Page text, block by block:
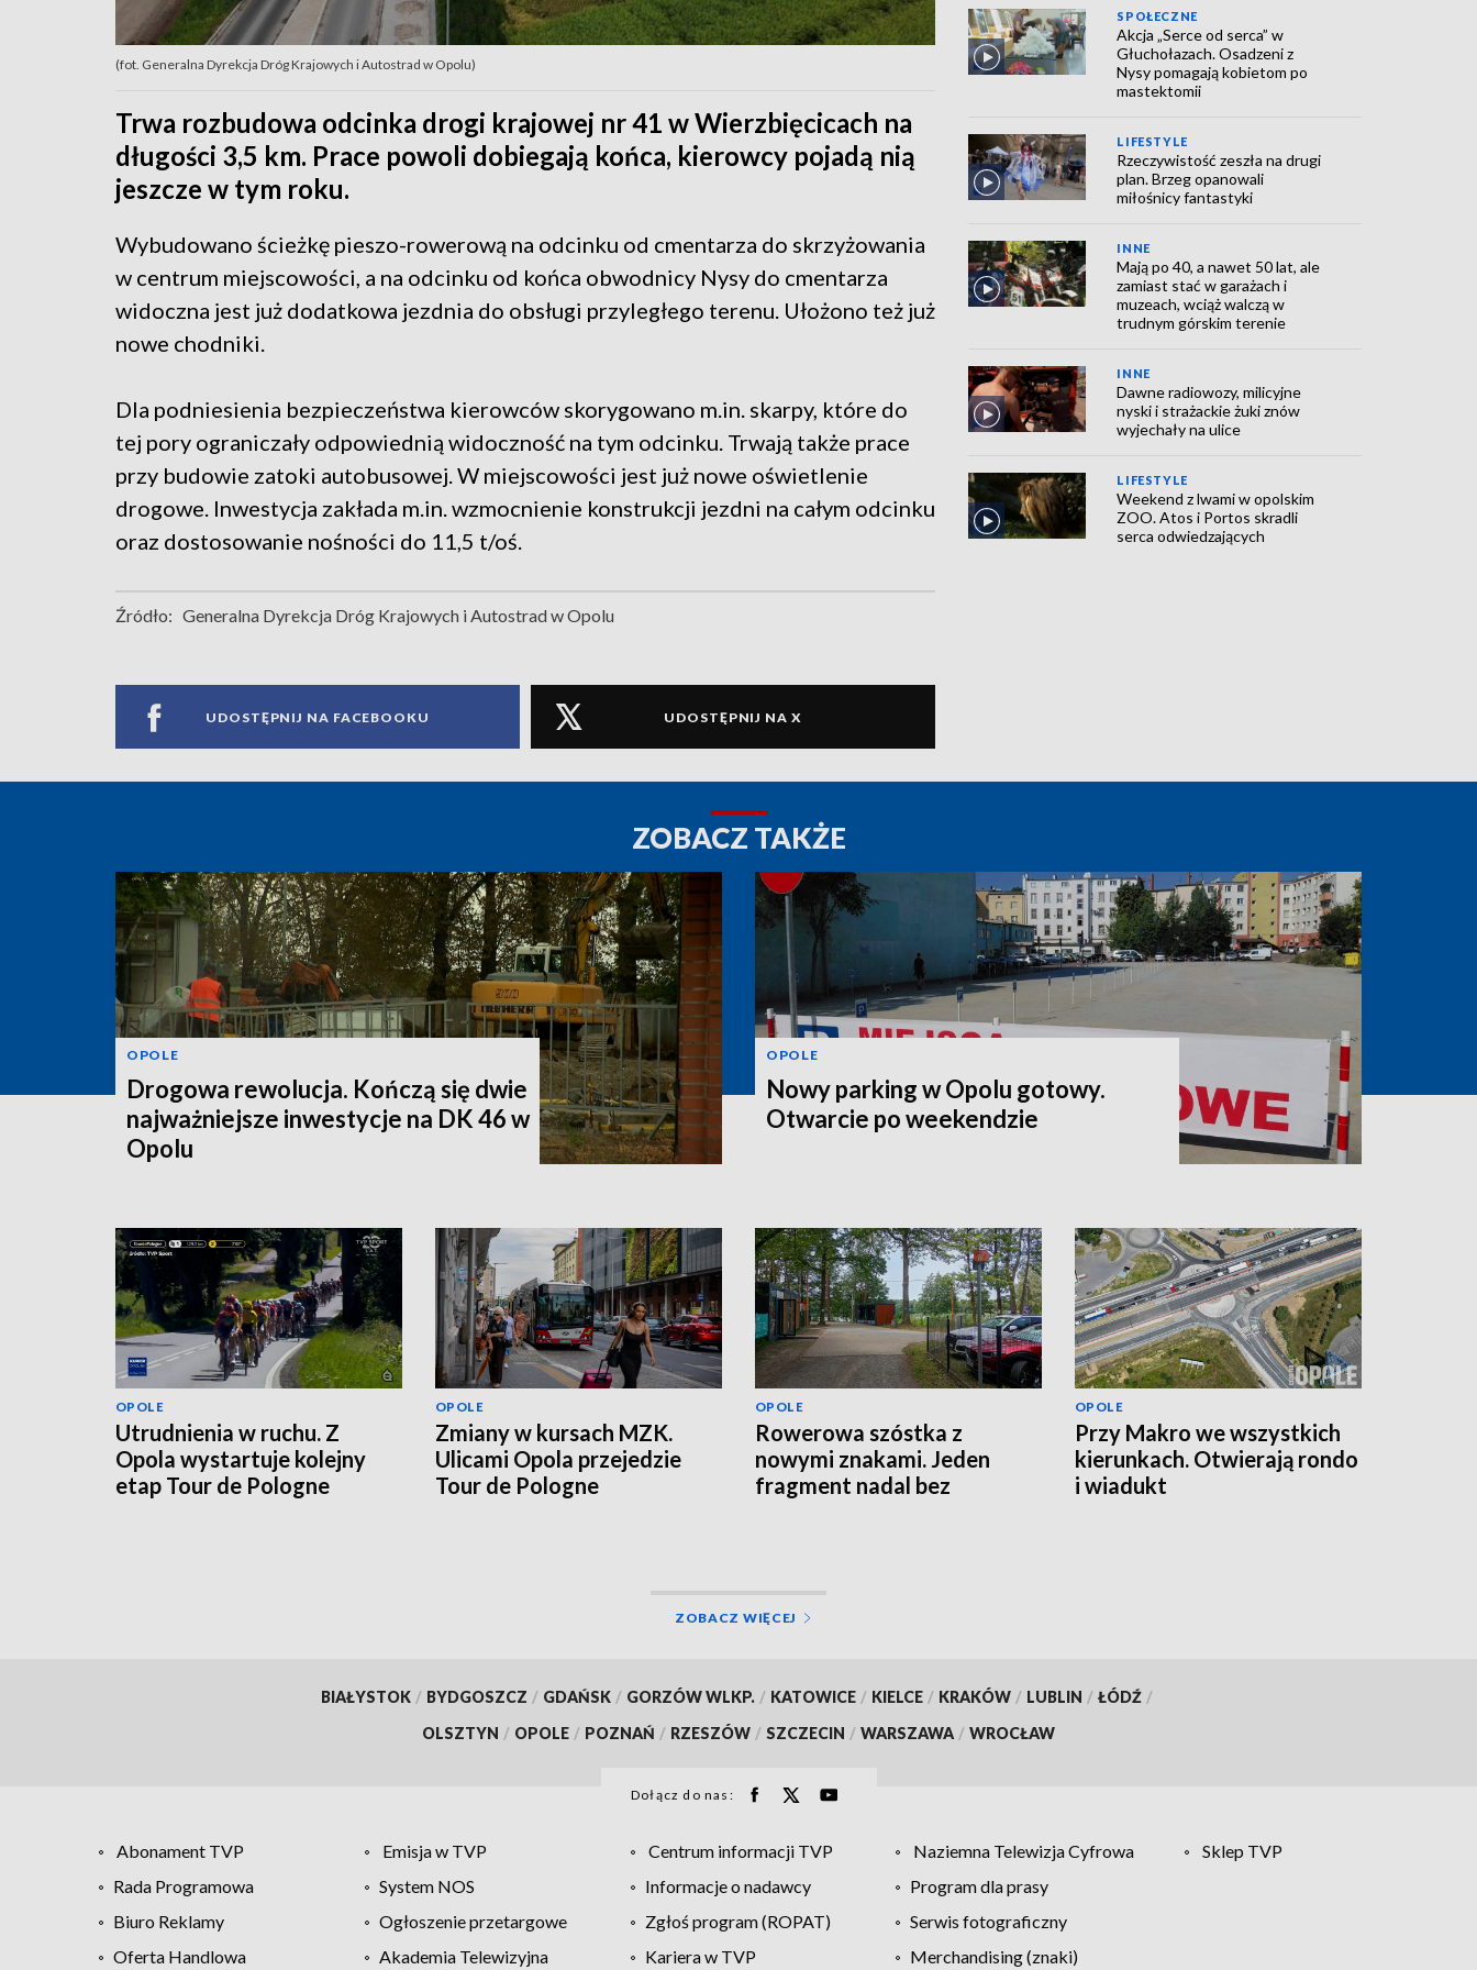
(fot. Generalna Dyrekcja Dróg Krajowych i Autostrad w Opolu)
Trwa rozbudowa odcinka drogi krajowej nr 41 w Wierzbięcicach na
długości 3,5 km. Prace powoli dobiegają końca, kierowcy pojadą nią
jeszcze w tym roku.
Wybudowano ścieżkę pieszo-rowerową na odcinku od cmentarza do skrzyżowania
w centrum miejscowości, a na odcinku od końca obwodnicy Nysy do cmentarza
widoczna jest już dodatkowa jezdnia do obsługi przyległego terenu. Ułożono też już
nowe chodniki.
Dla podniesienia bezpieczeństwa kierowców skorygowano m.in. skarpy, które do
tej pory ograniczały odpowiednią widoczność na tym odcinku. Trwają także prace
przy budowie zatoki autobusowej. W miejscowości jest już nowe oświetlenie
drogowe. Inwestycja zakłada m.in. wzmocnienie konstrukcji jezdni na całym odcinku
oraz dostosowanie nośności do 11,5 t/oś.
Źródło: Generalna Dyrekcja Dróg Krajowych i Autostrad w Opolu
UDOSTĘPNIJ NA FACEBOOKU UDOSTĘPNIJ NA X
SPOŁECZNE
Akcja „Serce od serca” w
Głuchołazach. Osadzeni z
Nysy pomagają kobietom po
mastektomii
LIFESTYLE
Rzeczywistość zeszła na drugi
plan. Brzeg opanowali
miłośnicy fantastyki
INNE
Mają po 40, a nawet 50 lat, ale
zamiast stać w garażach i
muzeach, wciąż walczą w
trudnym górskim terenie
INNE
Dawne radiowozy, milicyjne
nyski i strażackie żuki znów
wyjechały na ulice
LIFESTYLE
Weekend z lwami w opolskim
ZOO. Atos i Portos skradli
serca odwiedzających
ZOBACZ TAKŻE
OPOLE
Drogowa rewolucja. Kończą się dwie
najważniejsze inwestycje na DK 46 w
Opolu
OPOLE
Nowy parking w Opolu gotowy.
Otwarcie po weekendzie
OPOLE
Utrudnienia w ruchu. Z
Opola wystartuje kolejny
etap Tour de Pologne
OPOLE
Zmiany w kursach MZK.
Ulicami Opola przejedzie
Tour de Pologne
OPOLE
Rowerowa szóstka z
nowymi znakami. Jeden
fragment nadal bez
OPOLE
Przy Makro we wszystkich
kierunkach. Otwierają rondo
i wiadukt
ZOBACZ WIĘCEJ
BIAŁYSTOK / BYDGOSZCZ / GDAŃSK / GORZÓW WLKP. / KATOWICE / KIELCE / KRAKÓW / LUBLIN / ŁÓDŹ /
OLSZTYN / OPOLE / POZNAŃ / RZESZÓW / SZCZECIN / WARSZAWA / WROCŁAW
Dołącz do nas:
Abonament TVP Emisja w TVP Centrum informacji TVP Naziemna Telewizja Cyfrowa
Sklep TVP
Rada Programowa
System NOS Informacje o nadawcy
Program dla prasy
Biuro Reklamy
Ogłoszenie przetargowe Zgłoś program (ROPAT)
Serwis fotograficzny
Oferta Handlowa
Akademia Telewizyjna Kariera w TVP Merchandising (znaki)